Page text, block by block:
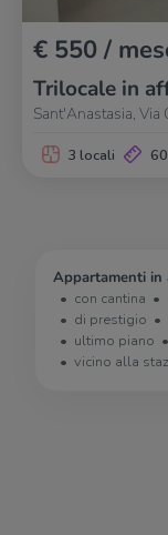
€ 550 /
Trilocale in
Sant'Anastasia,
3 locali
Appartamenti in
con cantina
di prestigio
ultimo piano
vicino alla